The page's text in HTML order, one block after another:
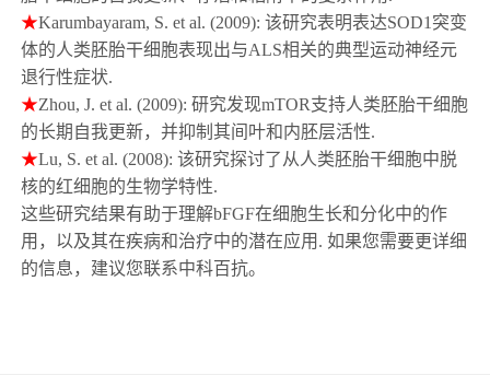
★Karumbayaram, S. et al. (2009): 该研究表明表达SOD1 突变
体的人类胚胎干细胞表现出与ALS相关的典型运动神经元
退行性症状.
★Zhou, J. et al. (2009): 研究发现mTOR支持人类胚胎干细胞
的长期自我更新，并抑制其间叶和内胚层活性.
★Lu, S. et al. (2008): 该研究探讨了从人类胚胎干细胞中脱
核的红细胞的生物学特性.
这些研究结果有助于理解bFGF在细胞生长和分化中的作
用，以及其在疾病和治疗中的潜在应用. 如果您需要更详细
的信息，建议您联系中科百抗。